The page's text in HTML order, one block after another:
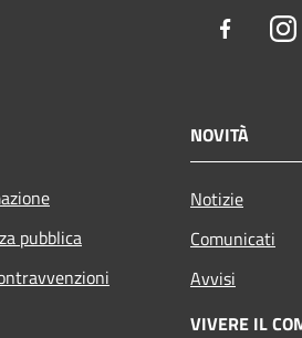
Facebook
pubblica
NOVITÀ
Notizie
Comunicati
Avvisi
VIVERE IL